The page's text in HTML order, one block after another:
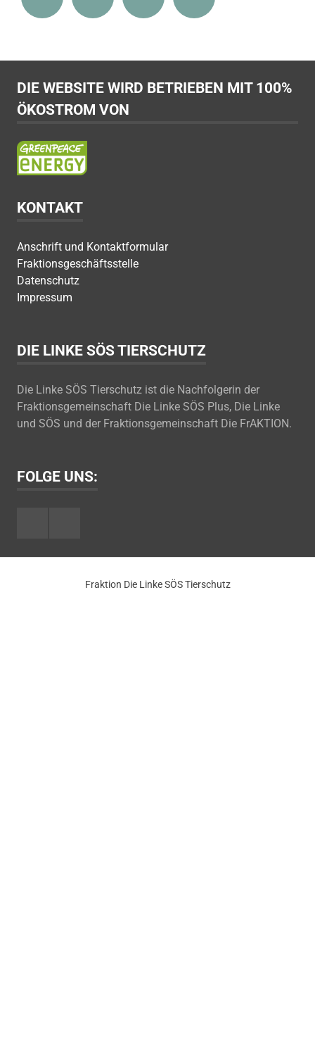
DIE WEBSITE WIRD BETRIEBEN MIT 100%
ÖKOSTROM VON
KONTAKT
Anschrift und Kontaktformular
Fraktionsgeschäftsstelle
Datenschutz
Impressum
DIE LINKE SÖS TIERSCHUTZ
Die Linke SÖS Tierschutz ist die Nachfolgerin der
Fraktionsgemeinschaft Die Linke SÖS Plus, Die Linke
und SÖS und der Fraktionsgemeinschaft Die FrAKTION.
FOLGE UNS:
Fraktion Die Linke SÖS Tierschutz